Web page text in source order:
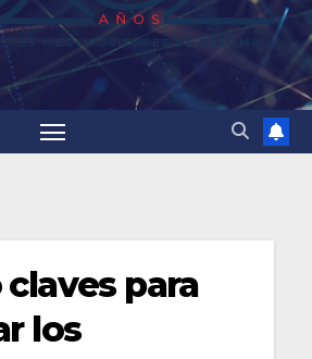
claves para
los